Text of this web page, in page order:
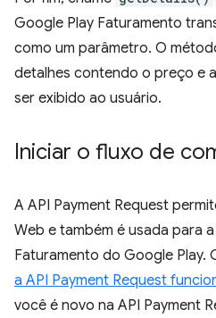
Google Play Faturamento
como um parâmetro. O
detalhes contendo o preço e
ser exibido ao usuário.
Iniciar o fluxo de
A API Payment Request
Web e também é usada para
Faturamento do Google Play.
a API Payment Request
você é novo na API Payment